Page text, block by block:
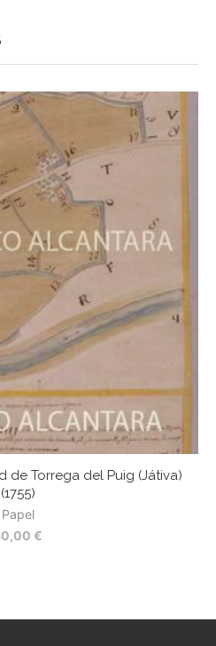
de Torrega del Puig (Játiva)
(1755)
Papel
€